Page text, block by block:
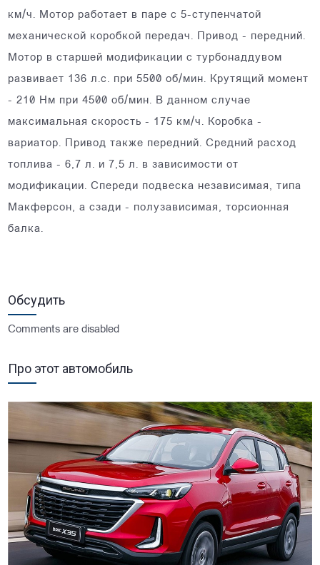
км/ч. Мотор работает в паре с 5-ступенчатой
механической коробкой передач. Привод - передний.
Мотор в старшей модификации с турбонаддувом
развивает 136 л.с. при 5500 об/мин. Крутящий момент
- 210 Нм при 4500 об/мин. В данном случае
максимальная скорость - 175 км/ч. Коробка -
вариатор. Привод также передний. Средний расход
топлива - 6,7 л. и 7,5 л. в зависимости от
модификации. Спереди подвеска независимая, типа
Макферсон, а сзади - полузависимая, торсионная
балка.
Обсудить
Comments are disabled
Про этот автомобиль